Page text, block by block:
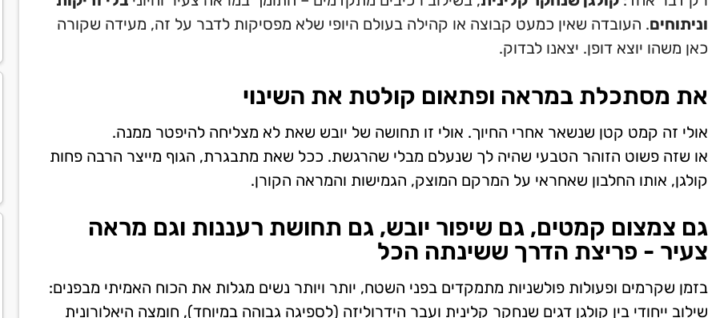
וניתוחים. העובדה שאין כמעט קבוצה או קהילה בעולם היופי שלא מפסיקות לדבר על זה, מעידה שקורה
כאן משהו יוצא דופן. יצאנו לבדוק.
את מסתכלת במראה ופתאום קולטת את השינוי
אולי זה קמט קטן שנשאר אחרי החיוך. אולי זו תחושה של יובש שאת לא מצליחה להיפטר ממנה.
או שזה פשוט הזוהר הטבעי שהיה לך שנעלם מבלי שהרגשת. ככל שאת מתבגרת, הגוף מייצר הרבה פחות
קולגן, אותו החלבון שאחראי על המרקם המוצק, הגמישות והמראה הקורן.
גם צמצום קמטים, גם שיפור יובש, גם תחושת רעננות וגם מראה
צעיר - פריצת הדרך ששינתה הכל
בזמן שקרמים ופעולות פולשניות מתמקדים בפני השטח, יותר ויותר נשים מגלות את הכוח האמיתי מבפנים:
שילוב ייחודי בין קולגן דגים שנחקר קלינית ועבר הידרוליזה (לספיגה גבוהה במיוחד), חומצה היאלורונית